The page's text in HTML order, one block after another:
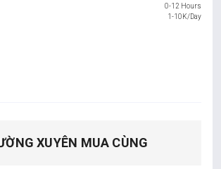
0-12 Hours
1-10K/Day
XUYÊN MUA CÙNG